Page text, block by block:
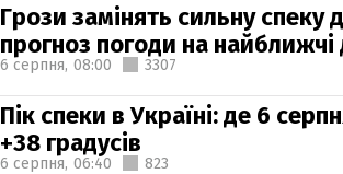
Грози замінять сильну спеку
прогноз погоди на найближчі
6 серпня, 08:00 3307
Пік спеки в Україні: де 6
+38 градусів
6 серпня, 06:40 823